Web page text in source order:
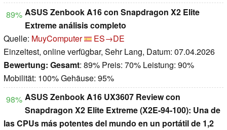
89% ASUS Zenbook A16 con Snapdragon X2 Elite
Extreme análisis completo
Quelle: MuyComputer
ES→DE
Einzeltest, online verfügbar, Sehr Lang, Datum: 07.04.2026
Bewertung: Gesamt: 89% Preis: 70% Leistung: 90%
Mobilität: 100% Gehäuse: 95%
98% ASUS Zenbook A16 UX3607 Review con
Snapdragon X2 Elite Extreme (X2E-94-100): Una de
las CPUs más potentes del mundo en un portátil de 1,2